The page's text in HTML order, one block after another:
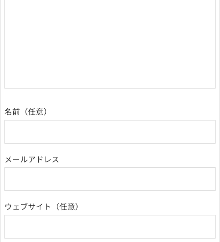
名前
メールアドレス
ウェブサイト